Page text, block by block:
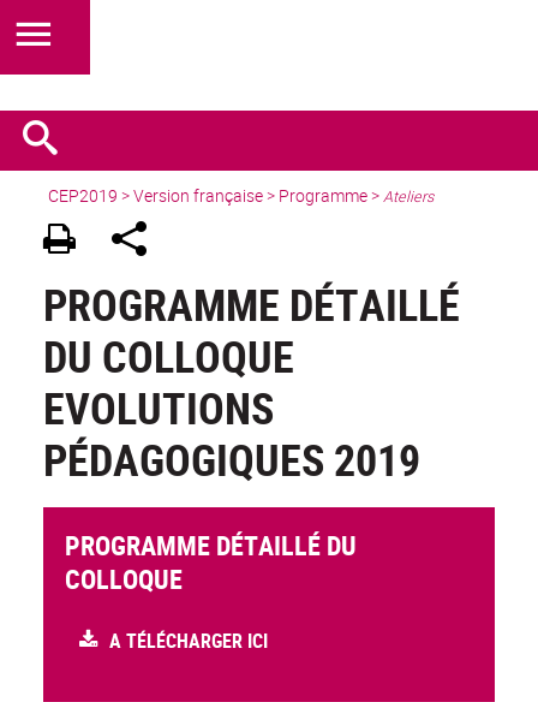
CEP2019 >Version française> Programme >Ateliers
PROGRAMME DÉTAILLÉ
DU COLLOQUE
EVOLUTIONS
PÉDAGOGIQUES 2019
PROGRAMME DÉTAILLÉ DU
COLLOQUE
A TÉLÉCHARGER ICI